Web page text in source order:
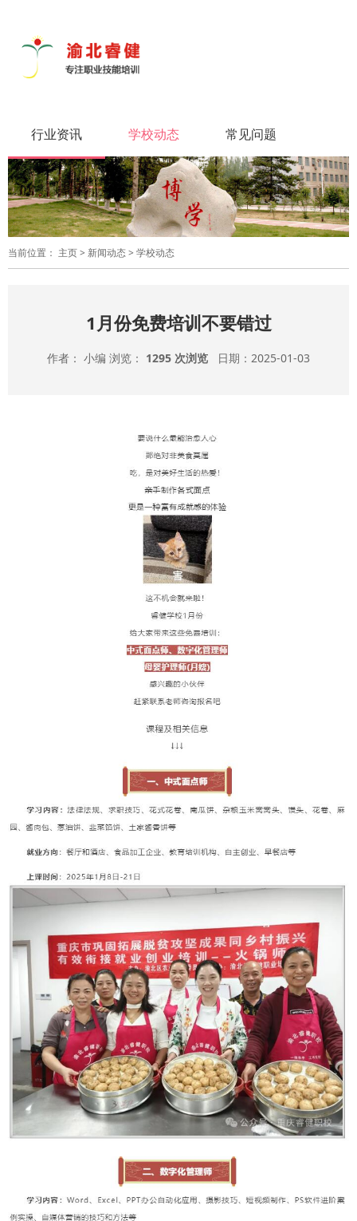
行业资讯
学校动态 常见问题
当前位置： 主页> 新闻动态> 学校动态
1月份免费培训不要错过
作者： 小编 浏览： 1295 次浏览 日期：2025-01-03